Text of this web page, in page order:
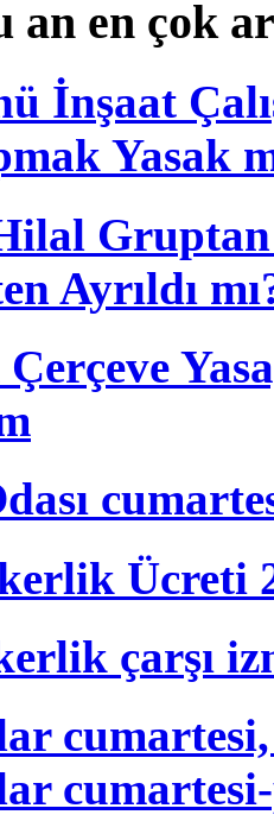
an en çok
İnşaat
Yasak
Gruptan
Ayrıldı
Ücreti
çarşı
cumartesi,